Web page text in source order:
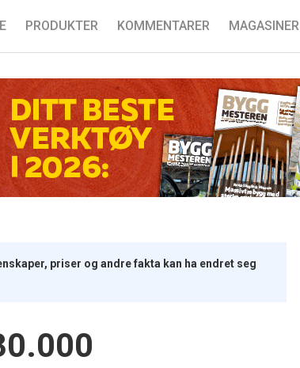
PRODUKTER KOMMENTARER MAGASINER
priser og andre fakta kan ha endret seg